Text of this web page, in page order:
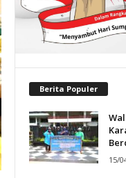
Berita Populer
15/